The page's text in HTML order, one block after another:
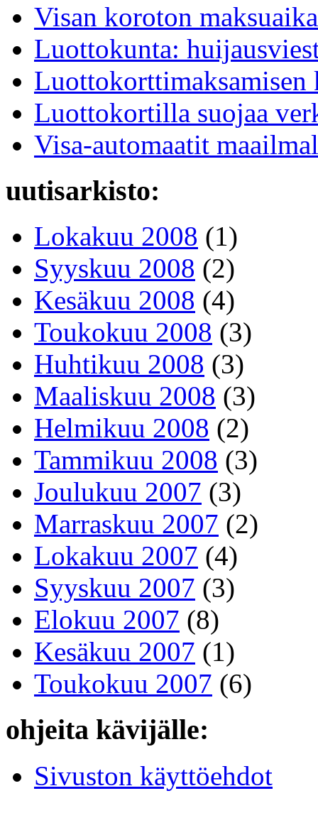
Visan koroton
Luottokunta:
Luottokorttimaksamisen
Luottokortilla suojaa
Visa-automaatit
uutisarkisto:
Lokakuu 2008 (1)
Syyskuu 2008 (2)
Kesäkuu 2008 (4)
Toukokuu 2008 (3)
Huhtikuu 2008 (3)
Maaliskuu 2008 (3)
Helmikuu 2008 (2)
Tammikuu 2008 (3)
Joulukuu 2007 (3)
Marraskuu 2007 (2)
Lokakuu 2007 (4)
Syyskuu 2007 (3)
Elokuu 2007 (8)
Kesäkuu 2007 (1)
Toukokuu 2007 (6)
ohjeita kävijälle:
Sivuston käyttöehdot